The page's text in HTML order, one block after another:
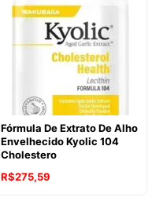
Fórmula De Extrato De Alho
Envelhecido Kyolic 104
Cholestero
R$275,59